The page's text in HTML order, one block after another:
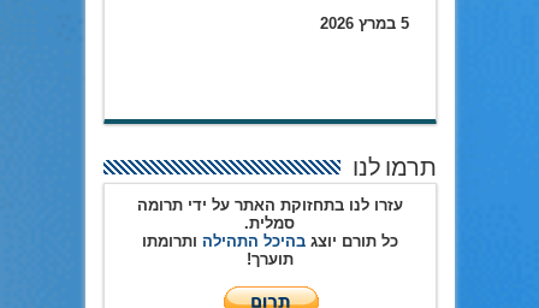
5 במרץ 2026
תרמו לנו
עזרו לנו בתחזוקת האתר על ידי תרומה
סמלית.
כל תורם יוצגבהיכל התהילה ותרומתו
תוערך!